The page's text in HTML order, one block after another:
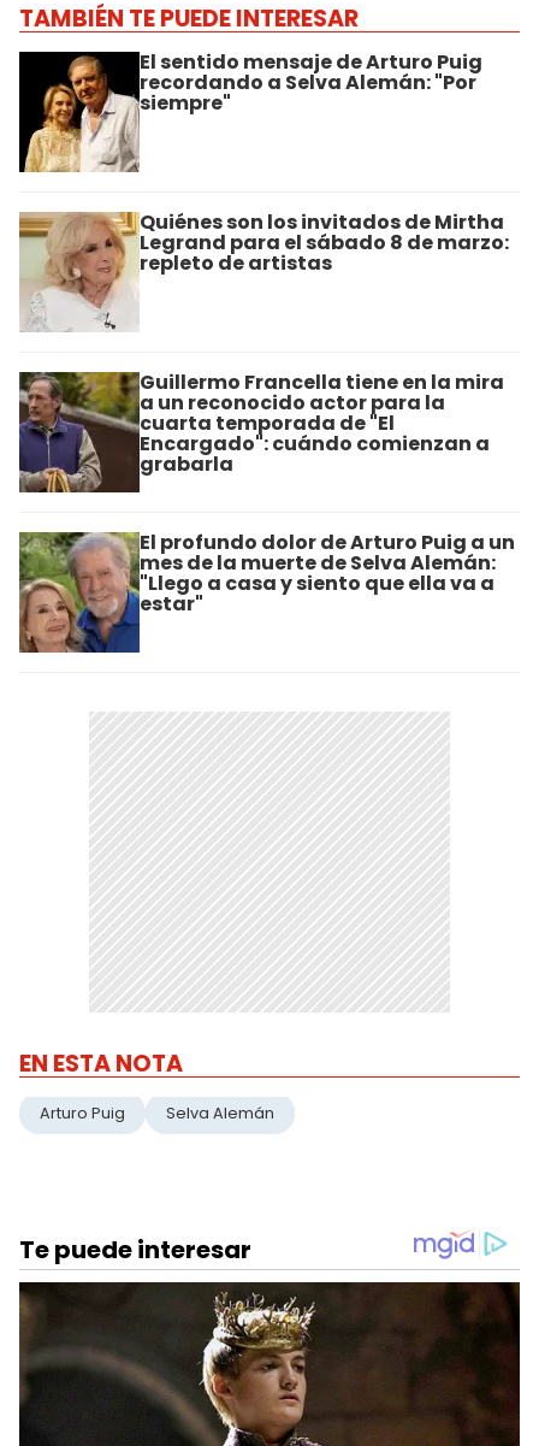
TAMBIÉN TE PUEDE INTERESAR
El sentido mensaje de Arturo Puig
recordando a Selva Alemán: "Por
siempre"
Quiénes son los invitados de Mirtha
Legrand para el sábado 8 de marzo:
repleto de artistas
Guillermo Francella tiene en la mira
a un reconocido actor para la
cuarta temporada de "El
Encargado": cuándo comienzan a
grabarla
El profundo dolor de Arturo Puig a un
mes de la muerte de Selva Alemán:
"Llego a casa y siento que ella va a
estar"
EN ESTA NOTA
Arturo Puig Selva Alemán